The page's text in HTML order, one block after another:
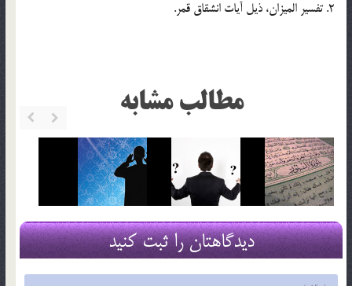
2. تفسير الميزان، ذيل آيات انشقاق قمر.
مطالب مشابه
دیدگاهتان را ثبت کنید